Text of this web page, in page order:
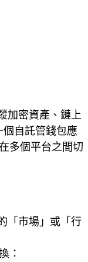
加密資產、鏈上
個自託管錢包應
多個平台之間切
「市場」或「行
：